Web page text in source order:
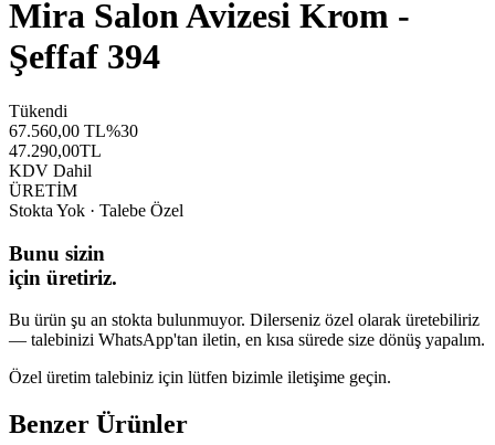
Mira Salon Avizesi Krom -
Şeffaf 394
Tükendi
67.560,00 TL%30
47.290,00TL
KDV Dahil
ÜRETİM
Stokta Yok · Talebe Özel
Bunu sizin
için üretiriz.
Bu ürün şu an stokta bulunmuyor. Dilerseniz özel olarak üretebiliriz
— talebinizi WhatsApp'tan iletin, en kısa sürede size dönüş yapalım.
Özel üretim talebiniz için lütfen bizimle iletişime geçin.
Benzer Ürünler